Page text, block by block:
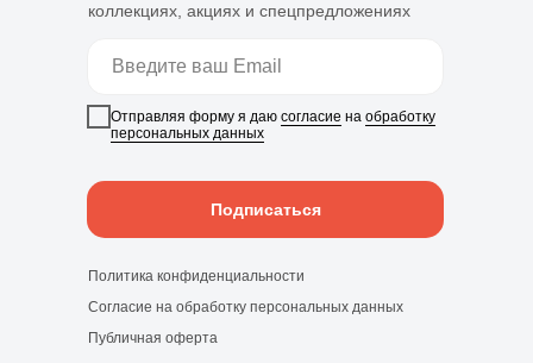
Политика конфиденциальности
Согласие на обработку персональных данных
Публичная оферта
Отправляя форму я даю согласие на обработку
персональных данных
Подписаться
коллекциях, акциях и спецпредложениях